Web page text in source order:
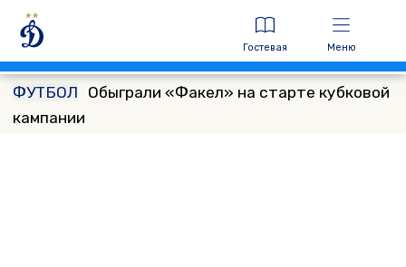
Гостевая Меню
ФУТБОЛ
Обыграли «Факел» на старте кубковой
кампании